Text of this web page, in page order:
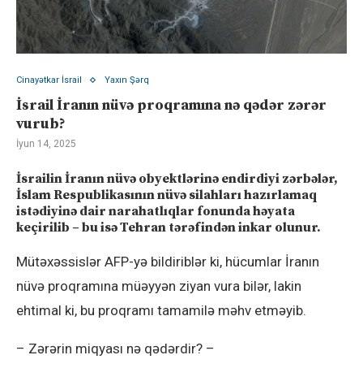
Cinayətkar İsrail Yaxın Şərq
İsrail İranın nüvə proqramına nə qədər zərər
vurub?
İyun 14, 2025
İsrailin İranın nüvə obyektlərinə endirdiyi zərbələr,
İslam Respublikasının nüvə silahları hazırlamaq
istədiyinə dair narahatlıqlar fonunda həyata
keçirilib – bu isə Tehran tərəfindən inkar olunur.
Mütəxəssislər AFP-yə bildiriblər ki, hücumlar İranın
nüvə proqramına müəyyən ziyan vura bilər, lakin
ehtimal ki, bu proqramı tamamilə məhv etməyib.
– Zərərin miqyası nə qədərdir? –